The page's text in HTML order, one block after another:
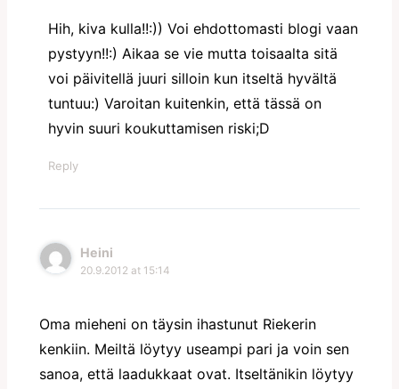
Hih, kiva kulla!!:)) Voi ehdottomasti blogi vaan
pystyyn!!:) Aikaa se vie mutta toisaalta sitä
voi päivitellä juuri silloin kun itseltä hyvältä
tuntuu:) Varoitan kuitenkin, että tässä on
hyvin suuri koukuttamisen riski;D
Reply
Heini
20.9.2012 at 15:14
Oma mieheni on täysin ihastunut Riekerin
kenkiin. Meiltä löytyy useampi pari ja voin sen
sanoa, että laadukkaat ovat. Itseltänikin löytyy